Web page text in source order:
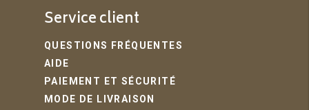
Service client
QUESTIONS FRÉQUENTES
AIDE
PAIEMENT ET SÉCURITÉ
MODE DE LIVRAISON